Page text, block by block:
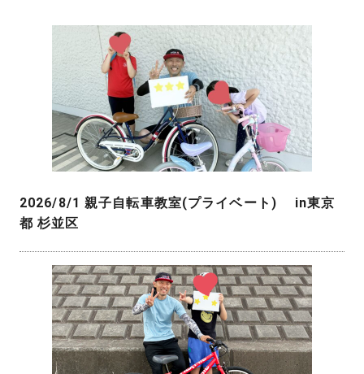
2026/8/1 親子自転車教室(プライベート) in東京
都 杉並区